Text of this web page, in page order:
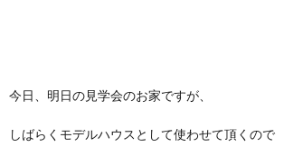
今日、明日の見学会のお家ですが、
しばらくモデルハウスとして使わせて頂くので